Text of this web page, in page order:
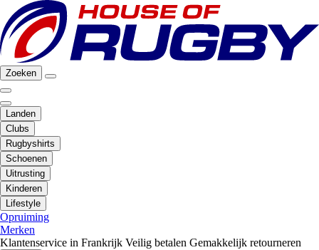
Zoeken
Landen
Clubs
Rugbyshirts
Schoenen
Uitrusting
Kinderen
Lifestyle
Opruiming
Merken
Klantenservice in Frankrijk Veilig betalen Gemakkelijk retourneren